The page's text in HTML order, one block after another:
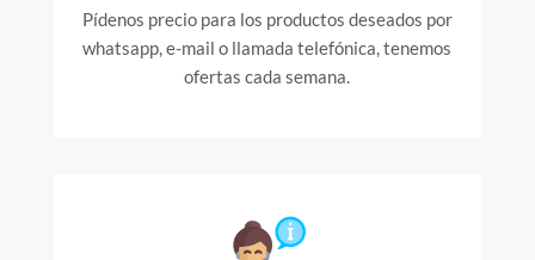
Pídenos precio para los productos deseados por
whatsapp, e-mail o llamada telefónica, tenemos
ofertas cada semana.